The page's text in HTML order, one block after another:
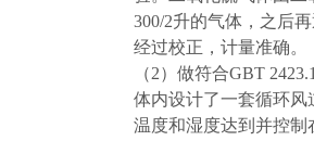
300/2升的气体，之后
经过校正，计量准确。
（2）做符合GBT
体内设计了一套循环
温度和湿度达到并控制